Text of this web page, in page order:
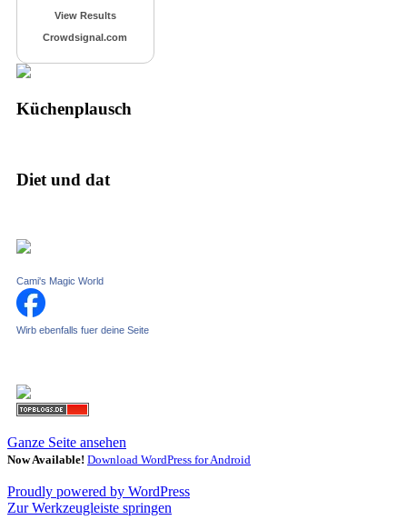
View Results
Crowdsignal.com
Küchenplausch
Diet und dat
Cami's Magic World
Wirb ebenfalls fuer deine Seite
Ganze Seite ansehen
Now Available! Download WordPress for Android
Proudly powered by WordPress
Zur Werkzeugleiste springen